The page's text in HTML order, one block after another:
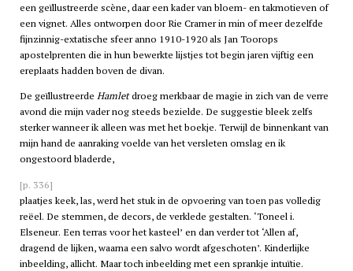
een geïllustreerde scène, daar een kader van bloem- en takmotieven of
een vignet. Alles ontworpen door Rie Cramer in min of meer dezelfde
fijnzinnig-extatische sfeer anno 1910-1920 als Jan Toorops
apostelprenten die in hun bewerkte lijstjes tot begin jaren vijftig een
ereplaats hadden boven de divan.
De geïllustreerde Hamletdroeg merkbaar de magie in zich van de verre
avond die mijn vader nog steeds bezielde. De suggestie bleek zelfs
sterker wanneer ik alleen was met het boekje. Terwijl de binnenkant van
mijn hand de aanraking voelde van het versleten omslag en ik
ongestoord bladerde,
[p. 336]
plaatjes keek, las, werd het stuk in de opvoering van toen pas volledig
reëel. De stemmen, de decors, de verklede gestalten. ‘Toneeli.
Elseneur. Een terras voor het kasteel’ en dan verder tot ‘Allen af,
dragend de lijken, waarna een salvo wordt afgeschoten’. Kinderlijke
inbeelding, allicht. Maar toch inbeelding met een sprankje intuïtie.